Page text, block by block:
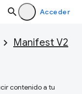
Acceder
Manifest V2
contenido a tu